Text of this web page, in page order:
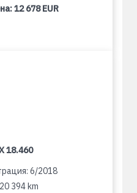
12 678 EUR
18.460
6/2018
394 km